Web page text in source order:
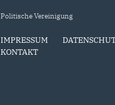
Politische Vereinigung
IMPRESSUM
KONTAKT